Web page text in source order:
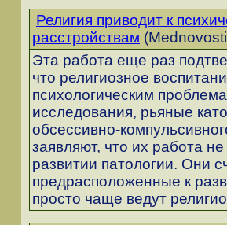
Религия приводит к
расстройствам
Эта работа еще раз
что религиозное
психологическим
исследования, рьяные
обсессивно-
заявляют, что их работа
развитии патологии. Они
предрасположенные к
просто чаще ведут